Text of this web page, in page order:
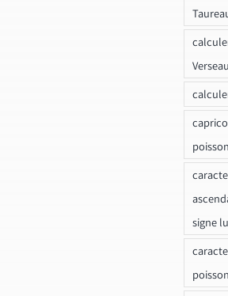
Verseau
signe
poisson